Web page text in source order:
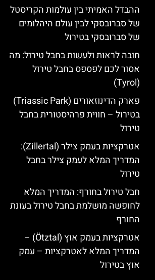
ההבדל האמיתי בין עולמות הקריסטל
של סברובסקי לבין עולם היהלומים
של סברובסקי בטירול
חובה לראות ולעשות בחבל טירול: מה
אסור לכם לפספס בחבל טירול
(Tyrol)
פארק הדינוזאורים (Triassic Park)
בטירול – חווית פרהיסטורית בחבל
טירול
אטרקציות בעמק צילר (Zillertal):
המדריך המלא לעמק צילר בחבל
טירול
חבל טירול בחורף: המדריך המלא
לחופשה מושלמת בחבל טירול בעונת
החורף
אטרקציות בעמק אוץ (Ötztal) –
המדריך המלא לאטרקציות – עמק
אוץ בטירול